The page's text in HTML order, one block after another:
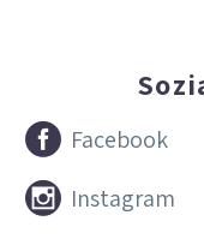

 Facebook

 Instagram